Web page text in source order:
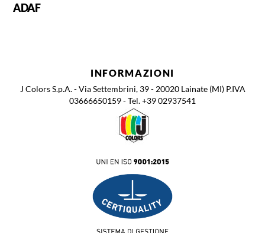
ADAF
INFORMAZIONI
J Colors S.p.A. - Via Settembrini, 39 - 20020 Lainate (MI) P.IVA
03666650159 - Tel. +39 02937541